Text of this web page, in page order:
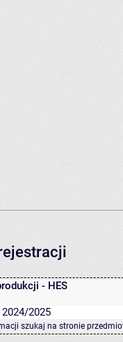
- HES
2025
szukaj na stronie